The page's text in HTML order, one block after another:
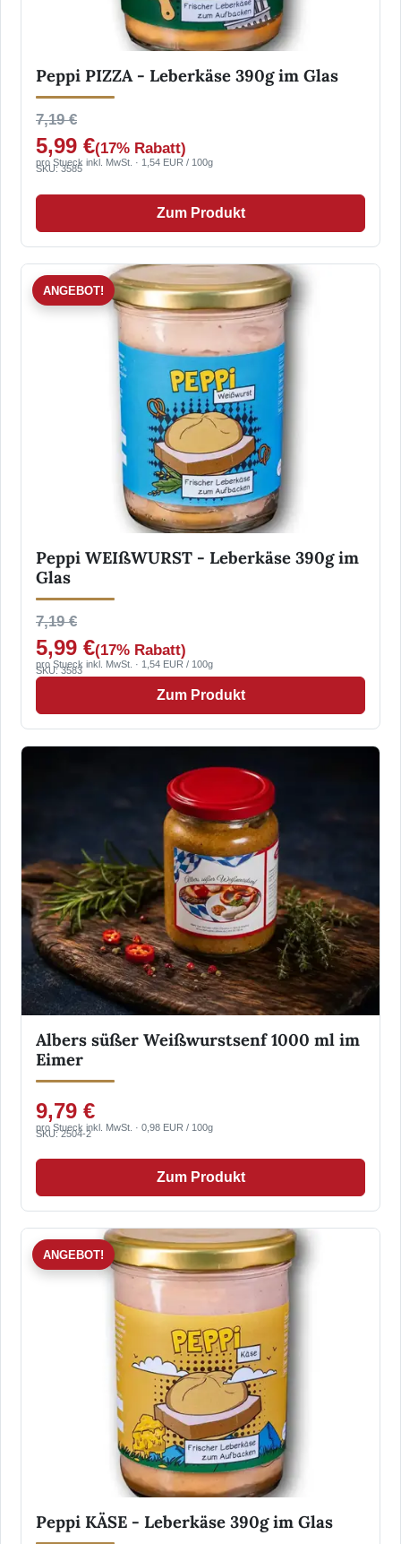
Peppi PIZZA - Leberkäse 390g im Glas
7,19 €
5,99 €(17% Rabatt)
pro Stueck inkl. MwSt. · 1,54 EUR / 100g
SKU: 3585
Zum Produkt
ANGEBOT!
Peppi WEIßWURST - Leberkäse 390g im
Glas
7,19 €
5,99 €(17% Rabatt)
pro Stueck inkl. MwSt. · 1,54 EUR / 100g
SKU: 3583
Zum Produkt
Albers süßer Weißwurstsenf 1000 ml im
Eimer
9,79 €
pro Stueck inkl. MwSt. · 0,98 EUR / 100g
SKU: 2504-2
Zum Produkt
ANGEBOT!
Peppi KÄSE - Leberkäse 390g im Glas